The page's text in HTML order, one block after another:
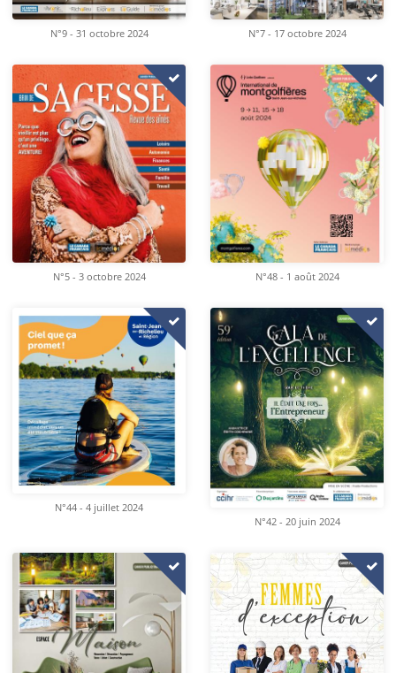
N°9 - 31 octobre 2024 N°7 - 17 octobre 2024
N°5 - 3 octobre 2024 N°48 - 1 août 2024
N°44 - 4 juillet 2024
N°42 - 20 juin 2024